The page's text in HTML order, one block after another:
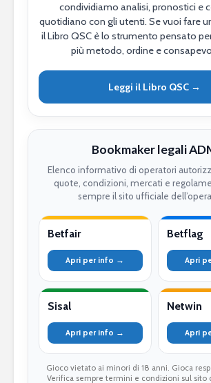
condividiamo analisi, pronostici e
quotidiano con gli utenti. Se vuoi fare
il Libro QSC è lo strumento pensato
più metodo, ordine e
Leggi il Libro QSC →
Bookmaker legali
Elenco informativo di operatori
quote, condizioni, mercati e
sempre il sito ufficiale
Betfair
Apri per info →
Betflag
Apri
Sisal
Apri per info →
Netwin
Apri
Gioco vietato ai minori di 18 anni. Gioca
Verifica sempre termini e condizioni sul sito